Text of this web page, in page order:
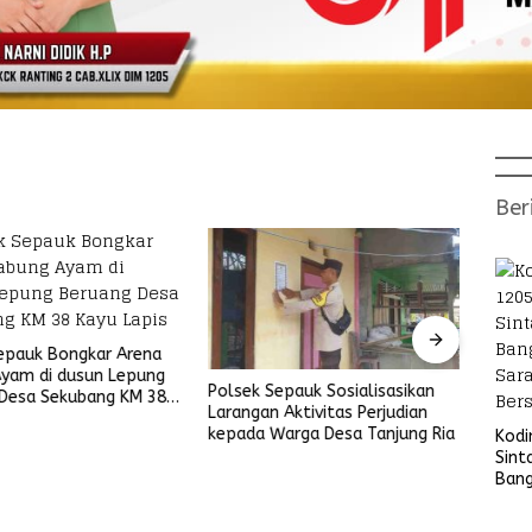
Bongkar Arena
di dusun Lepung
Sekubang KM 38
Polsek Sepauk Sosialisasikan
Larangan Aktivitas Perjudian
kepada Warga Desa Tanjung Ria
Aksi